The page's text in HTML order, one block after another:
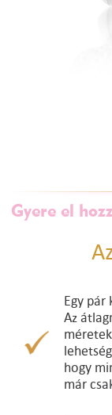
Gyere el
Egy
Az
hogy
már